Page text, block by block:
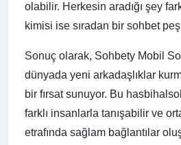
olabilir. Herkesin aradığı şey
kimisi ise sıradan bir sohbet
Sonuç olarak, Sohbety Mobil
dünyada yeni arkadaşlıklar
bir fırsat sunuyor. Bu
farklı insanlarla tanışabilir ve
etrafında sağlam bağlantılar